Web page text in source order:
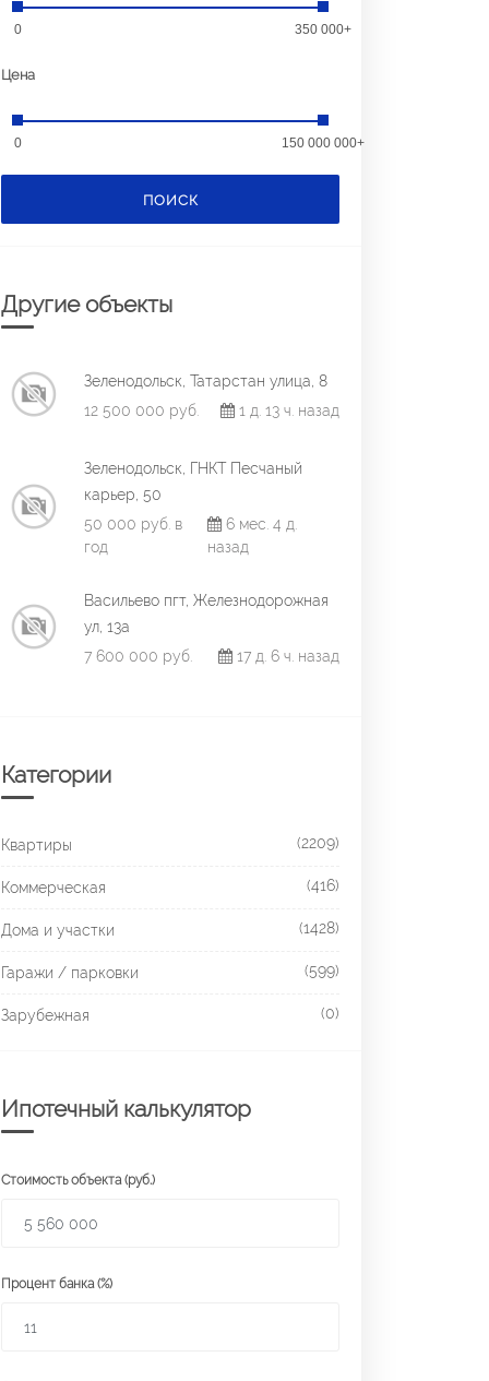
0 350 000+
Цена
0 150 000 000+
ПОИСК
Другие объекты
Зеленодольск, Татарстан улица, 8
12 500 000 руб.
1 д. 13 ч. назад
Зеленодольск, ГНКТ Песчаный
карьер, 50
50 000 руб. в
год
6 мес. 4 д.
назад
Васильево пгт, Железнодорожная
ул, 13а
7 600 000 руб.
17 д. 6 ч. назад
Категории
Квартиры (2209)
Коммерческая (416)
Дома и участки (1428)
Гаражи / парковки (599)
Зарубежная (0)
Ипотечный калькулятор
Стоимость объекта (руб.)
Процент банка (%)